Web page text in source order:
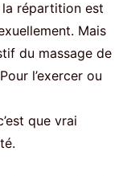
la répartition est
Mais
du massage de
l’exercer ou
que vrai